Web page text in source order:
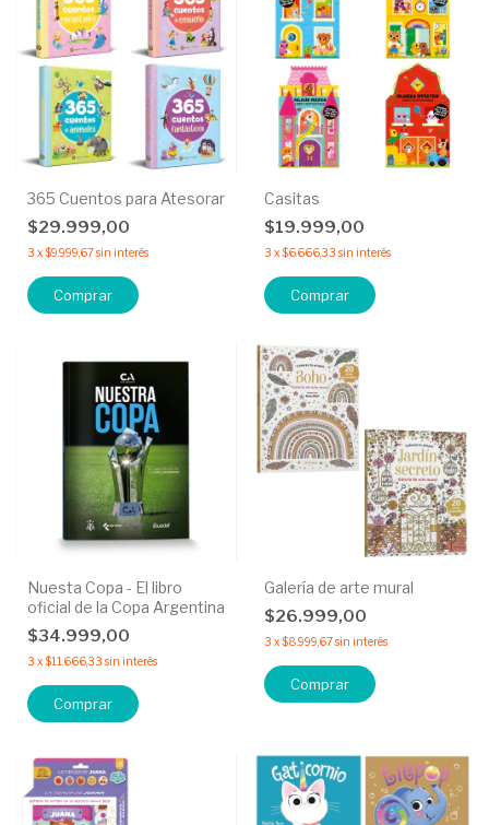
365 Cuentos para Atesorar
$29.999,00
3 x$9.999,67sin interés
Comprar
Casitas
$19.999,00
3 x$6.666,33 sin interés
Comprar
Nuesta Copa - El libro
oficial de la Copa Argentina
$34.999,00
3 x$11.666,33 sin interés
Galería de arte mural
$26.999,00
3 x$8.999,67sin interés
Comprar